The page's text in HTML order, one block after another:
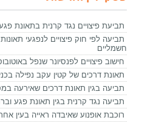
תביעת פיצויים נגד קרנית בתאונת
תביעה לפי חוק פיצויים לנפגעי
חשמליים
חישוב פיצויים לפנסיונר שנפל
תאונת דרכים של קטין עקב נפילה
תביעה בגין תאונת דרכים שאירעה
תביעה נגד קרנית בגין תאונת פגע
רוכבת אופנוע שאיבדה ראייה בעין